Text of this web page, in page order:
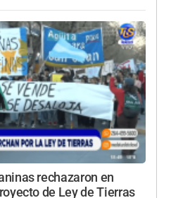
rechazaron en
de Ley de Tierras